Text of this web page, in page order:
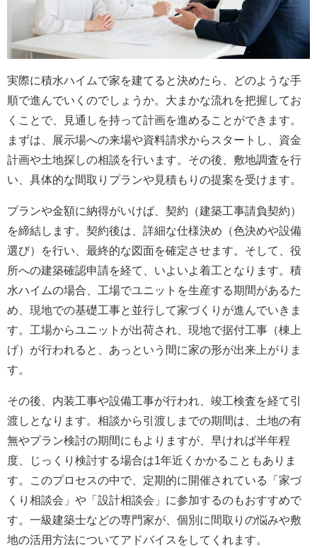
実際に積水ハイムで家を建てると決めたら、どのような手
順で進んでいくのでしょうか。大まかな流れを把握してお
くことで、見通しを持って計画を進めることができます。
まずは、展示場への来場や資料請求からスタートし、資金
計画や土地探しの相談を行います。その後、敷地調査を行
い、具体的な間取りプランや見積もりの提案を受けます。
プランや金額に納得がいけば、契約（建築工事請負契約）
を締結します。契約後は、詳細な仕様決め（色決めや設備
選び）を行い、最終的な図面を確定させます。そして、役
所への建築確認申請を経て、いよいよ着工となります。積
水ハイムの場合、工場でユニットを生産する期間があるた
め、現地での基礎工事と並行して家づくりが進んでいきま
す。工場からユニットが出荷され、現地で据付工事（棟上
げ）が行われると、あっという間に家の形が出来上がりま
す。
その後、内装工事や設備工事が行われ、竣工検査を経て引
渡しとなります。相談から引渡しまでの期間は、土地の有
無やプラン検討の期間にもよりますが、早ければ半年程
度、じっくり検討する場合は1年近くかかることもありま
す。このプロセスの中で、定期的に開催されている「家づ
くり相談会」や「設計相談会」に参加するのもおすすめで
す。一級建築士などの専門家が、個別に間取りの悩みや敷
地の活用方法についてアドバイスをしてくれます。